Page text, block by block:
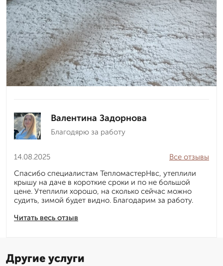
Валентина Задорнова
Благодярю за работу
14.08.2025
Читать весь отзыв
Все отзывы
Спасибо специалистам ТепломастерНвс, утеплили
крышу на даче в короткие сроки и по не большой
цене. Утеплили хорошо, на сколько сейчас можно
судить, зимой будет видно. Благодарим за работу.
Другие услуги